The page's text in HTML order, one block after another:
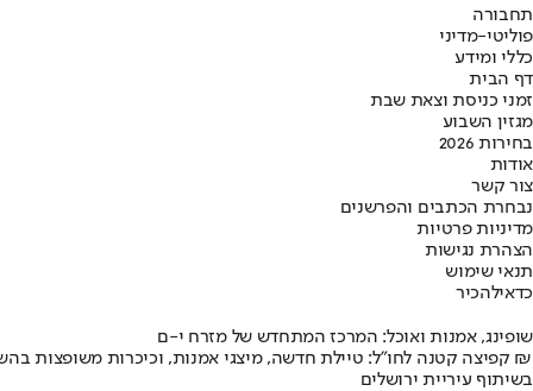
תחבורה
פוליטי-מדיני
כללי ומידע
דף הבית
זמני כניסת וצאת שבת
מגזין השבוע
בחירות 2026
אודות
צור קשר
נבחרת הכתבים והפרשנים
מדיניות פרטיות
הצהרת נגישות
תנאי שימוש
כדאילהכיר
שופינג, אמנות ואוכל: המרכז המתחדש של מזרח י-ם
קפיצה קטנה לחו"ל: טיילת חדשה, מיצגי אמנות, וכיכרות משופצות בהשקעה של 100 מיליון ₪
בשיתוף עיריית ירושלים